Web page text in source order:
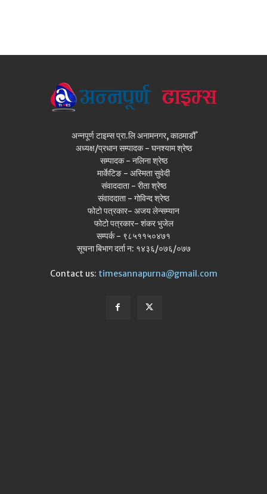
अन्नपूर्ण टाइम्स प्रा.लि अनामनगर, काठमाडौँ
अध्यक्ष/प्रधान सम्पादक - घनश्याम श्रेष्ठ
सम्पादक - नलिना श्रेष्ठ
मार्केटिङ - अस्मिता सुवेदी
संवाददाता - रीता श्रेष्ठ
संवाददाता - गोविन्द श्रेष्ठ
फोटो पत्रकार- अजय लेन्सम्यान
फोटो पत्रकार- शंकर भुजेल
सम्पर्क - ९८५११५०४७१
सूचना बिभाग दर्ता न: १४३६/०७६/०७७
Contact us: timesannapurna@gmail.com